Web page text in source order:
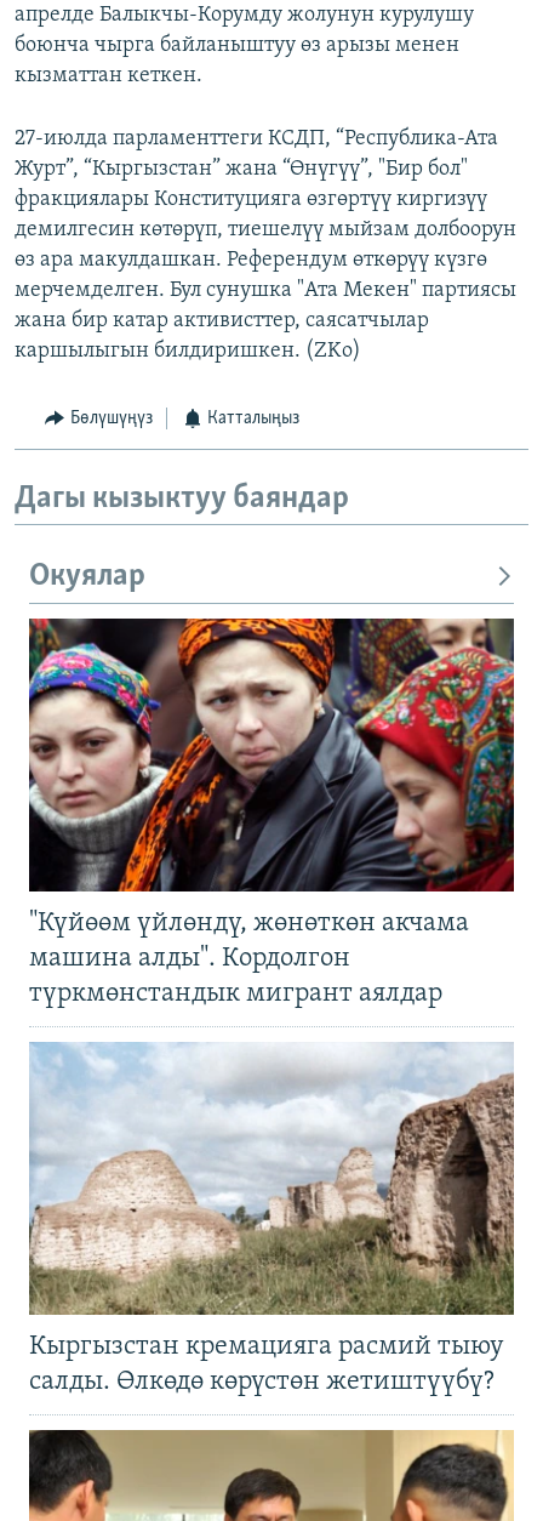
апрелде Балыкчы-Корумду жолунун курулушу
боюнча чырга байланыштуу өз арызы менен
кызматтан кеткен.
27-июлда парламенттеги КСДП, “Республика-Ата
Журт”, “Кыргызстан” жана “Өнүгүү”, "Бир бол"
фракциялары Конституцияга өзгөртүү киргизүү
демилгесин көтөрүп, тиешелүү мыйзам долбоорун
өз ара макулдашкан. Референдум өткөрүү күзгө
мерчемделген. Бул сунушка "Ата Мекен" партиясы
жана бир катар активисттер, саясатчылар
каршылыгын билдиришкен. (ZKo)
Бөлүшүңүз Катталыңыз
Дагы кызыктуу баяндар
Окуялар
"Күйөөм үйлөндү, жөнөткөн акчама
машина алды". Кордолгон
түркмөнстандык мигрант аялдар
Кыргызстан кремацияга расмий тыюу
салды. Өлкөдө көрүстөн жетиштүүбү?